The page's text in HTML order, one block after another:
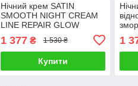
Нічний крем SATIN
SMOOTH NIGHT CREAM
LINE REPAIR GLOW
сатину" 50 мл для
відновлення шкіри
1 377₴ 1 530 ₴
Купити
1